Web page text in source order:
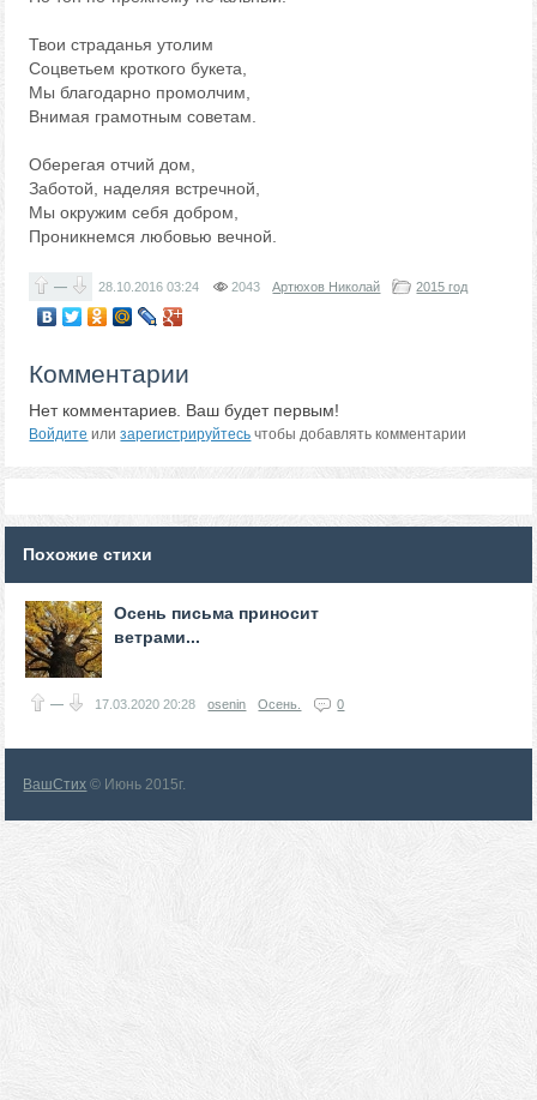
Твои страданья утолим
Соцветьем кроткого букета,
Мы благодарно промолчим,
Внимая грамотным советам.
Оберегая отчий дом,
Заботой, наделяя встречной,
Мы окружим себя добром,
Проникнемся любовью вечной.
— 28.10.201603:24 2043 Артюхов Николай 2015 год
Комментарии
Нет комментариев. Ваш будет первым!
Войдите илизарегистрируйтесь чтобы добавлять комментарии
Похожие стихи
Осень письма приносит
ветрами...
— 17.03.202020:28 osenin Осень. 0
ВашСтих © Июнь 2015г.